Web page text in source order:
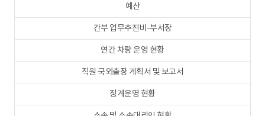
예산
간부 업무추진비-부서장
연간 차량 운영 현황
직원 국외출장 계획서 및 보고서
징계운영 현황